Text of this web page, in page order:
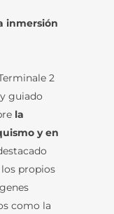
inmersión
2
guiado
la
y en
propios
como la